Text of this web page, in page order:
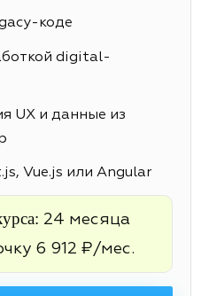
коде
digital-
UX и данные из
Vue.js или Angular
24 месяца
6 912 ₽/мес.